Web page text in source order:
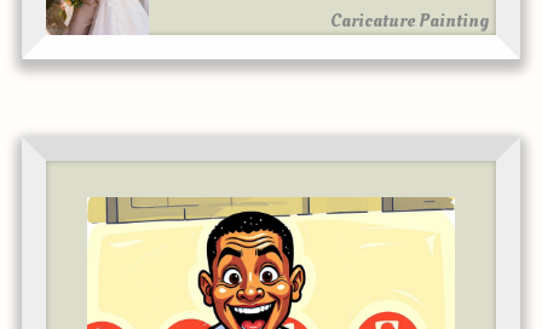
Caricature Painting